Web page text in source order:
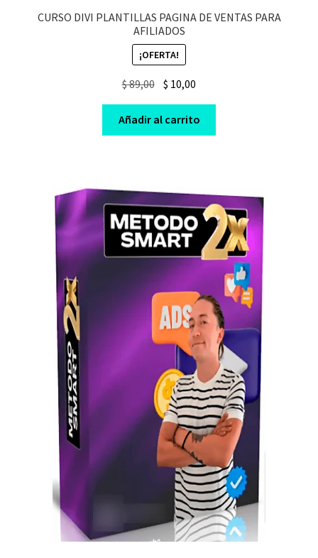
CURSO DIVI PLANTILLAS PAGINA DE VENTAS PARA
AFILIADOS
¡OFERTA!
$89,00 Original
was:
$ 89,00.
$ 10,00
is:
$ 10,00.
Añadir al carrito